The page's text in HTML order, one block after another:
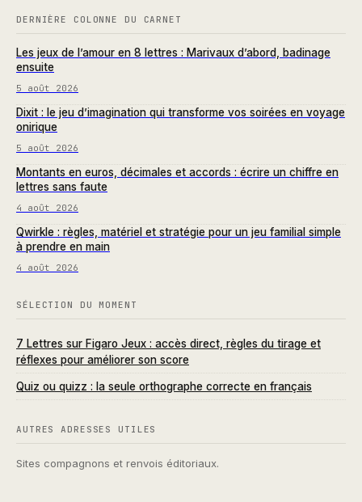
DERNIÈRE COLONNE DU CARNET
Les jeux de l’amour en 8 lettres : Marivaux d’abord, badinage
ensuite
5 août 2026
Dixit : le jeu d’imagination qui transforme vos soirées en voyage
onirique
5 août 2026
Montants en euros, décimales et accords : écrire un chiffre en
lettres sans faute
4 août 2026
Qwirkle : règles, matériel et stratégie pour un jeu familial simple
à prendre en main
4 août 2026
SÉLECTION DU MOMENT
7 Lettres sur Figaro Jeux : accès direct, règles du tirage et
réflexes pour améliorer son score
Quiz ou quizz : la seule orthographe correcte en français
AUTRES ADRESSES UTILES
Sites compagnons et renvois éditoriaux.